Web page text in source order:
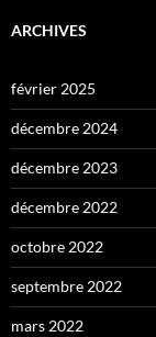
ARCHIVES
février 2025
décembre 2024
décembre 2023
décembre 2022
octobre 2022
septembre 2022
mars 2022